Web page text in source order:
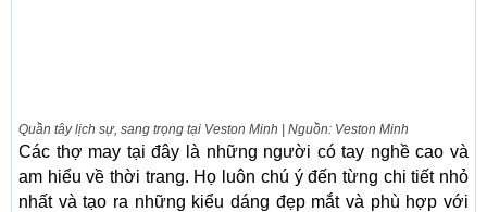
Quần tây lịch sự, sang trọng tại Veston Minh | Nguồn: Veston Minh
Các thợ may tại đây là những người có tay nghề cao và
am hiểu về thời trang. Họ luôn chú ý đến từng chi tiết nhỏ
nhất và tạo ra những kiểu dáng đẹp mắt và phù hợp với